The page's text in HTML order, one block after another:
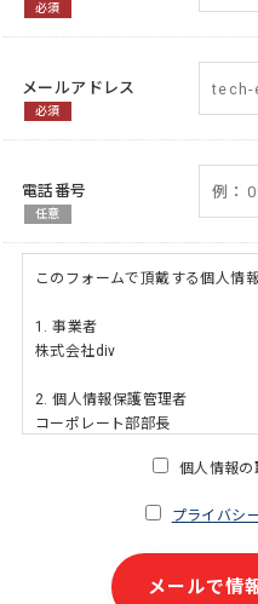
必須
メールアドレス
必須
電話番号
任意
このフォームで頂戴する個人情
1. 事業者
株式会社div
2. 個人情報保護管理者
コーポレート部部長
・ご請求された資料の送付のた
・本サービス及び本サービスに
ビス又は商品等の広告配信・宣
個人情報の
プライバシ
メールで情